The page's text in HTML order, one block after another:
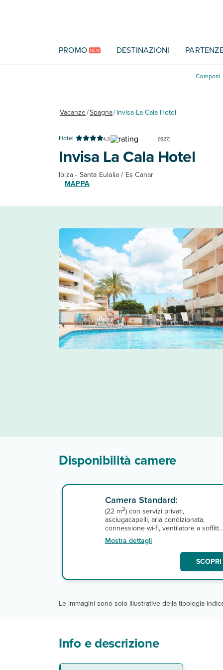
PROMO NEW DESTINAZIONI
Componi
Vacanze/Spagna/Invisa La Cala Hotel
Hotel 4,3 (1627)
Invisa La Cala Hotel
Ibiza - Santa Eulalia / Es Canar
MAPPA
Disponibilità camere
Camera Standard:
(22 m2) con servizi privati,
asciugacapelli, aria condizionata,
connessione wi-fi, ventilatore a soffitto,
telefono, tv, minifrigo e terrazza o
balcone. A pagamento, minibar e
Mostra dettagli
Le immagini sono solo illustrative della tipologia
Info e descrizione